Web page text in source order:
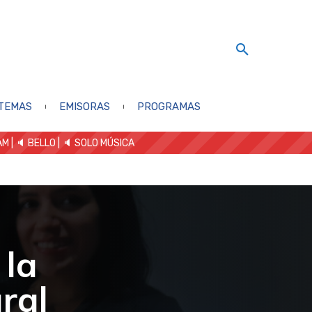
EMISORAS PROGRAMAS
| 🔈 BELLO 🔈 SOLO MÚSICA